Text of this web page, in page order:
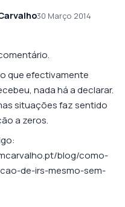
30 Março 2014
que efectivamente
nada há a declarar.
situações faz sentido
a zeros.
blog/como-
de-irs-mesmo-sem-